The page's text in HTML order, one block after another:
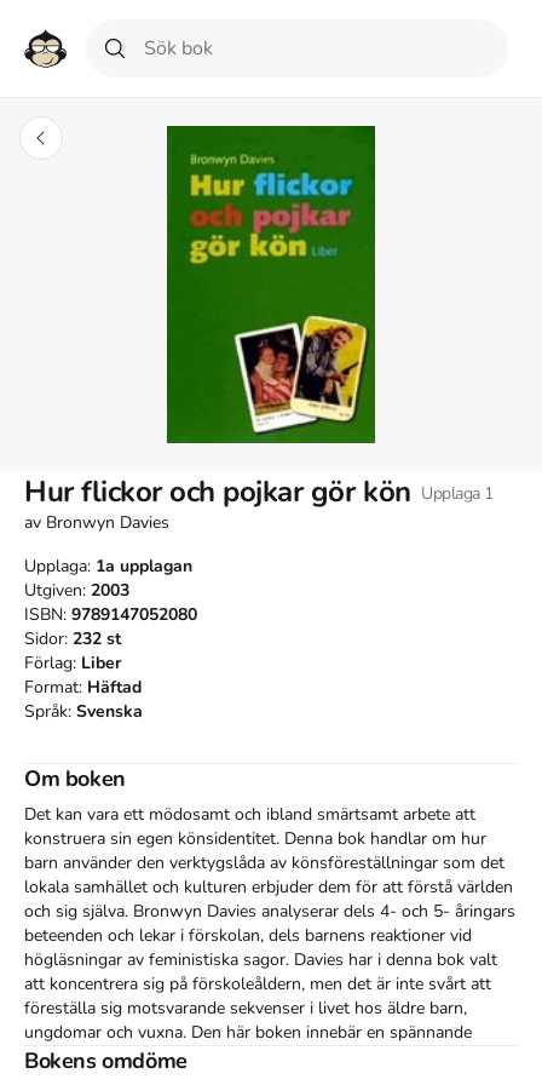
Hur flickor och pojkar gör kön Upplaga 1
av Bronwyn Davies
Upplaga: 1a upplagan
Utgiven: 2003
ISBN: 9789147052080
Sidor: 232 st
Förlag: Liber
Format: Häftad
Språk: Svenska
Om boken
Det kan vara ett mödosamt och ibland smärtsamt arbete att
konstruera sin egen könsidentitet. Denna bok handlar om hur
barn använder den verktygslåda av könsföreställningar som det
lokala samhället och kulturen erbjuder dem för att förstå världen
och sig själva. Bronwyn Davies analyserar dels 4- och 5- åringars
beteenden och lekar i förskolan, dels barnens reaktioner vid
högläsningar av feministiska sagor. Davies har i denna bok valt
att koncentrera sig på förskoleåldern, men det är inte svårt att
föreställa sig motsvarande sekvenser i livet hos äldre barn,
ungdomar och vuxna. Den här boken innebär en spännande
utmaning för alla som är intresserade av kön på ett eller annat
Bokens omdöme